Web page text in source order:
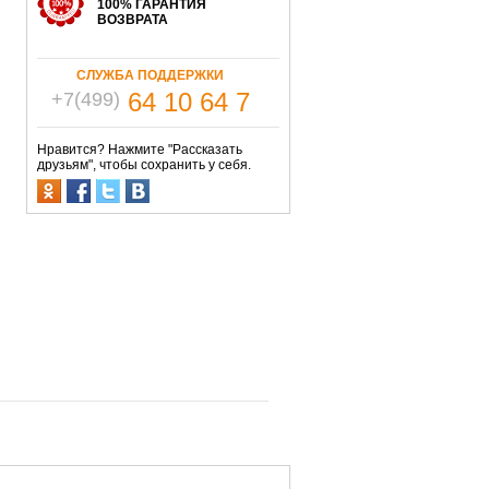
100% ГАРАНТИЯ
ВОЗВРАТА
СЛУЖБА ПОДДЕРЖКИ
+7(499) 64 10 64 7
Нравится? Нажмите "Рассказать
друзьям", чтобы сохранить у себя.